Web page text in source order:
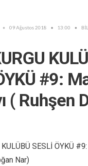
• 09 Ağustos 2018 • 13:00 •
#9:
( Ruhşen